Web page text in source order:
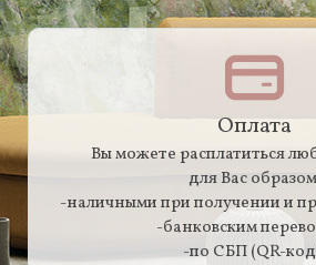
Оплата
Вы можете расплатиться
для Вас
-наличными при получении и
-банковским
-по СБП (QR-